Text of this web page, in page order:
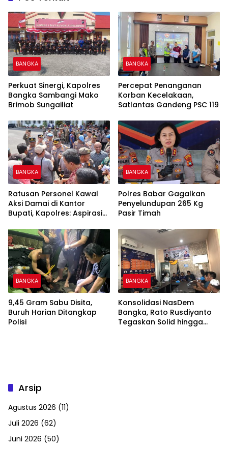
BANGKA
Perkuat Sinergi, Kapolres
Bangka Sambangi Mako
Brimob Sungailiat
BANGKA
Percepat Penanganan
Korban Kecelakaan,
Satlantas Gandeng PSC 119
BANGKA
Ratusan Personel Kawal
Aksi Damai di Kantor
Bupati, Kapolres: Aspirasi
BANGKA
Polres Babar Gagalkan
Penyelundupan 265 Kg
Pasir Timah
BANGKA
9,45 Gram Sabu Disita,
Buruh Harian Ditangkap
Polisi
BANGKA
Konsolidasi NasDem
Bangka, Rato Rusdiyanto
Tegaskan Solid hingga
Arsip
Agustus 2026 (11)
Juli 2026 (62)
Juni 2026 (50)